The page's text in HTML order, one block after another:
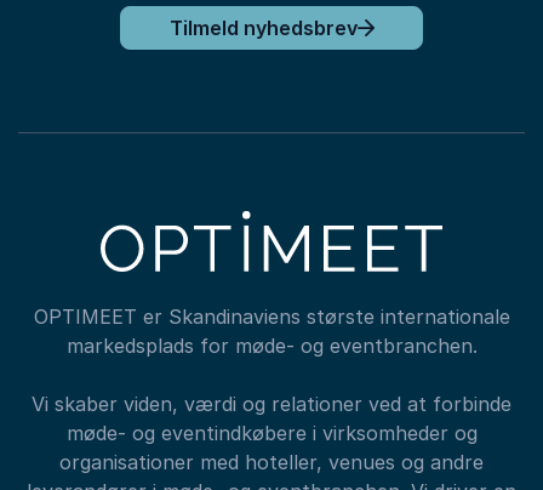
Tilmeld nyhedsbrev
OPTIMEET er Skandinaviens største internationale
markedsplads for møde- og eventbranchen.
Vi skaber viden, værdi og relationer ved at forbinde
møde- og eventindkøbere i virksomheder og
organisationer med hoteller, venues og andre